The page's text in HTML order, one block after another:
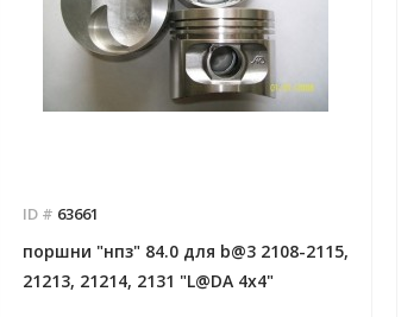
ID # 63661
поршни "нпз" 84.0 для b@3 2108-2115,
21213, 21214, 2131 "L@DA 4x4"